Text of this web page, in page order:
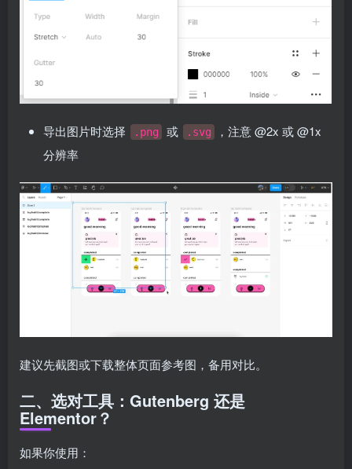
导出图片时选择 .png 或 .svg
，注意 @2x 或 @1x
分辨率
建议先截图或下载整体页面参考图，备用对比。
二、选对工具：Gutenberg 还是
Elementor？
如果你使用：